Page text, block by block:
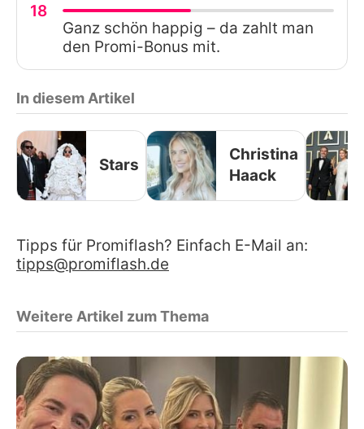
18
Ganz schön happig – da zahlt man
den Promi-Bonus mit.
In diesem Artikel
Stars
Christina
Haack
Tipps für Promiflash? Einfach E-Mail an:
tipps@promiflash.de
Weitere Artikel zum Thema